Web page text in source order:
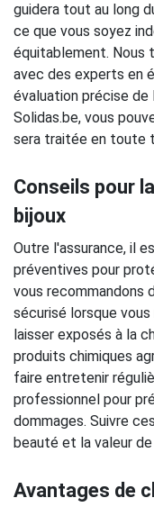
guidera tout au long
ce que vous soyez
équitablement. Nous
avec des experts en
évaluation précise de
Solidas.be, vous
sera traitée en toute
Conseils pour
bijoux
Outre l'assurance, il
préventives pour
vous recommandons
sécurisé lorsque
laisser exposés à la
produits chimiques
faire entretenir
professionnel pour
dommages. Suivre
beauté et la valeur
Avantages de